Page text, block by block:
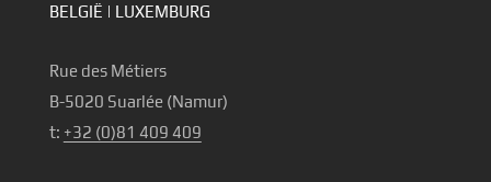
BELGIË | LUXEMBURG
Rue des Métiers
B-5020 Suarlée (Namur)
t: +32 (0)81 409 409